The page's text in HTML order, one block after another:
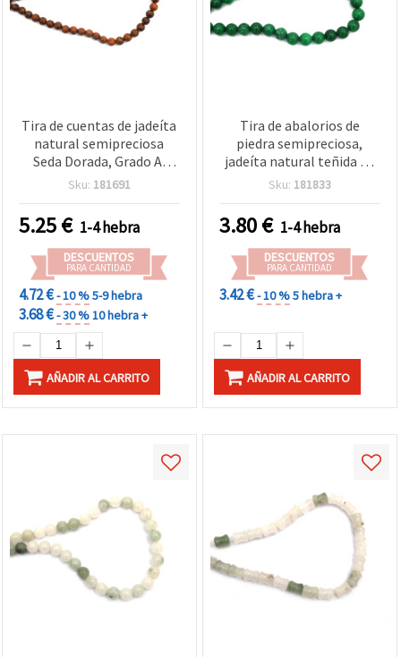
Tira de cuentas de jadeíta
natural semipreciosa
Seda Dorada, Grado A,
redondas 4 mm, aprox. 87
Sku: 181691
5.25€ 1-4 hebra
DESCUENTOS
PARA CANTIDAD
4.72 €- 10 %5-9 hebra
3.68 €- 30 %10 hebra +
AÑADIR AL CARRITO
Tira de abalorios de
piedra semipreciosa,
jadeíta natural teñida en
verde, redondos, 8 mm,
Sku: 181833
3.80€ 1-4 hebra
DESCUENTOS
PARA CANTIDAD
3.42 €- 10 %5 hebra +
AÑADIR AL CARRITO